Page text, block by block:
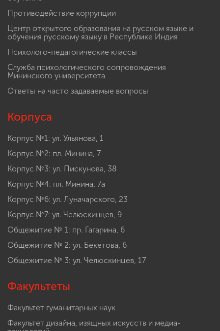
Противодействие коррупции
Центр открытого образования на русском языке и
обучения русскому языку в Республике Индия
Психолого-педагогические классы
Служба психологического сопровождения
Мининского университета
Ответы на часто задаваемые вопросы
Корпуса
Корпус №1: ул. Ульянова, 1
Корпус №2: пл. Минина, 7
Корпус №3: ул. Пискунова, 38
Корпус №4: пл. Минина, 7а
Корпус №6: ул. Луначарского, 23
Корпус №7: ул. Челюскинцев, 9
Общежитие № 1: пр. Гагарина, 6
Общежитие № 2: ул. Бекетова, 6
Общежитие № 3: ул. Челюскинцев, 17
Факультеты
Факультет гуманитарных наук
Факультет дизайна, изящных искусств и медиа-